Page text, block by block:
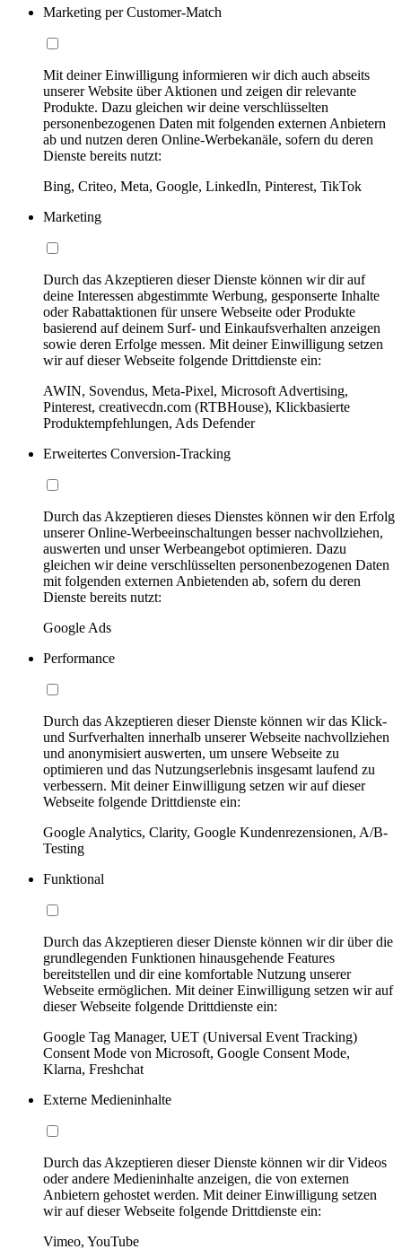
Marketing per Customer-Match
Mit deiner Einwilligung informieren wir dich auch abseits
unserer Website über Aktionen und zeigen dir relevante
Produkte. Dazu gleichen wir deine verschlüsselten
personenbezogenen Daten mit folgenden externen Anbietern
ab und nutzen deren Online-Werbekanäle, sofern du deren
Dienste bereits nutzt:
Bing, Criteo, Meta, Google, LinkedIn, Pinterest, TikTok
Marketing
Durch das Akzeptieren dieser Dienste können wir dir auf
deine Interessen abgestimmte Werbung, gesponserte Inhalte
oder Rabattaktionen für unsere Webseite oder Produkte
basierend auf deinem Surf- und Einkaufsverhalten anzeigen
sowie deren Erfolge messen. Mit deiner Einwilligung setzen
wir auf dieser Webseite folgende Drittdienste ein:
AWIN, Sovendus, Meta-Pixel, Microsoft Advertising,
Pinterest, creativecdn.com (RTBHouse), Klickbasierte
Produktempfehlungen, Ads Defender
Erweitertes Conversion-Tracking
Durch das Akzeptieren dieses Dienstes können wir den Erfolg
unserer Online-Werbeeinschaltungen besser nachvollziehen,
auswerten und unser Werbeangebot optimieren. Dazu
gleichen wir deine verschlüsselten personenbezogenen Daten
mit folgenden externen Anbietenden ab, sofern du deren
Dienste bereits nutzt:
Google Ads
Performance
Durch das Akzeptieren dieser Dienste können wir das Klick-
und Surfverhalten innerhalb unserer Webseite nachvollziehen
und anonymisiert auswerten, um unsere Webseite zu
optimieren und das Nutzungserlebnis insgesamt laufend zu
verbessern. Mit deiner Einwilligung setzen wir auf dieser
Webseite folgende Drittdienste ein:
Google Analytics, Clarity, Google Kundenrezensionen, A/B-
Testing
Funktional
Durch das Akzeptieren dieser Dienste können wir dir über die
grundlegenden Funktionen hinausgehende Features
bereitstellen und dir eine komfortable Nutzung unserer
Webseite ermöglichen. Mit deiner Einwilligung setzen wir auf
dieser Webseite folgende Drittdienste ein:
Google Tag Manager, UET (Universal Event Tracking)
Consent Mode von Microsoft, Google Consent Mode,
Klarna, Freshchat
Externe Medieninhalte
Durch das Akzeptieren dieser Dienste können wir dir Videos
oder andere Medieninhalte anzeigen, die von externen
Anbietern gehostet werden. Mit deiner Einwilligung setzen
wir auf dieser Webseite folgende Drittdienste ein:
Vimeo, YouTube